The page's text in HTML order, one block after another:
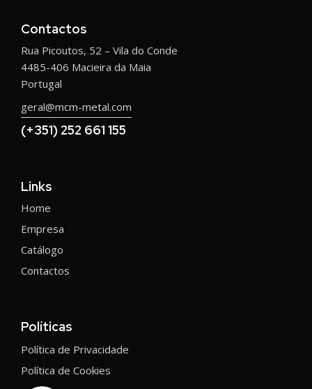
Contactos
Rua Picoutos, 52 – Vila do Conde
4485-406 Macieira da Maia
Portugal
geral@mcm-metal.com
(+351) 252 661 155
Links
Home
Empresa
Catálogo
Contactos
Políticas
Política de Privacidade
Política de Cookies